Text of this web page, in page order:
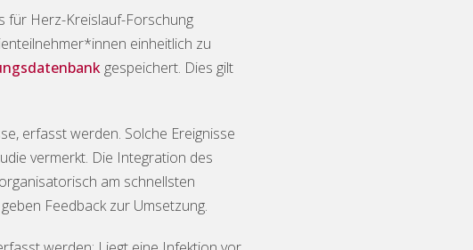
für Herz-Kreislauf-Forschung
einheitlich zu
gespeichert. Dies gilt
erfasst werden. Solche Ereignisse
vermerkt. Die Integration des
am schnellsten
Feedback zur Umsetzung.